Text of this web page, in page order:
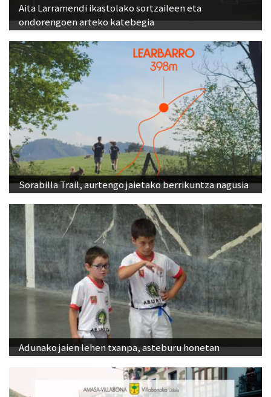
Aita Larramendi ikastolako sortzaileen eta
ondorengoen arteko katebegia
Sorabilla Trail, aurtengo jaietako berrikuntza nagusia
Adunako jaien lehen txanpa, asteburu honetan